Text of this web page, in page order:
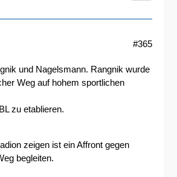
#365
und Nagelsmann. Rangnik wurde
Weg auf hohem sportlichen
zu etablieren.
zeigen ist ein Affront gegen
begleiten.